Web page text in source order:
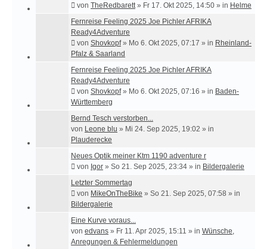
von TheRedbarett » Fr 17. Okt 2025, 14:50 » in Helme
Fernreise Feeling 2025 Joe Pichler AFRIKA
Ready4Adventure
von Shovkopf» Mo 6. Okt 2025, 07:17 » in Rheinland-
Pfalz & Saarland
Fernreise Feeling 2025 Joe Pichler AFRIKA
Ready4Adventure
von Shovkopf» Mo 6. Okt 2025, 07:16 » in Baden-
Württemberg
Bernd Tesch verstorben...
von Leone blu » Mi 24. Sep 2025, 19:02 » in
Plauderecke
Neues Optik meiner Ktm 1190 adventure r
von Igor » So 21. Sep 2025, 23:34 » in Bildergalerie
Letzter Sommertag
von MikeOnTheBike » So 21. Sep 2025, 07:58 » in
Bildergalerie
Eine Kurve voraus...
von edvans » Fr 11. Apr 2025, 15:11 » in Wünsche,
Anregungen & Fehlermeldungen